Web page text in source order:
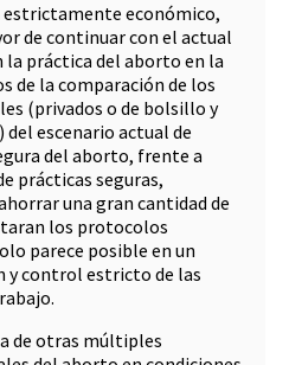
estrictamente económico,
de continuar con el actual
la práctica del aborto en la
de la comparación de los
(privados o de bolsillo y
del escenario actual de
del aborto, frente a
prácticas seguras,
una gran cantidad de
los protocolos
parece posible en un
y control estricto de las
de otras múltiples